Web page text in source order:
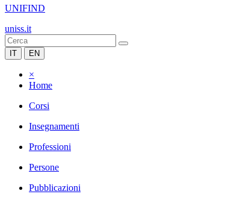
UNIFIND
uniss.it
IT EN
×
Home
Corsi
Insegnamenti
Professioni
Persone
Pubblicazioni